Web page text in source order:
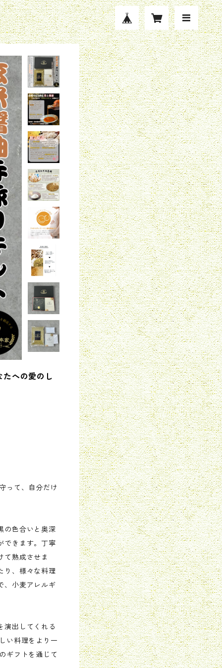
への愛のし
って、自分だけ
の色合いと奥深
できます。丁寧
て熟成させま
り、様々な料理
、小麦アレルギ
演出してくれる
い料理をより一
ギフトを通じて